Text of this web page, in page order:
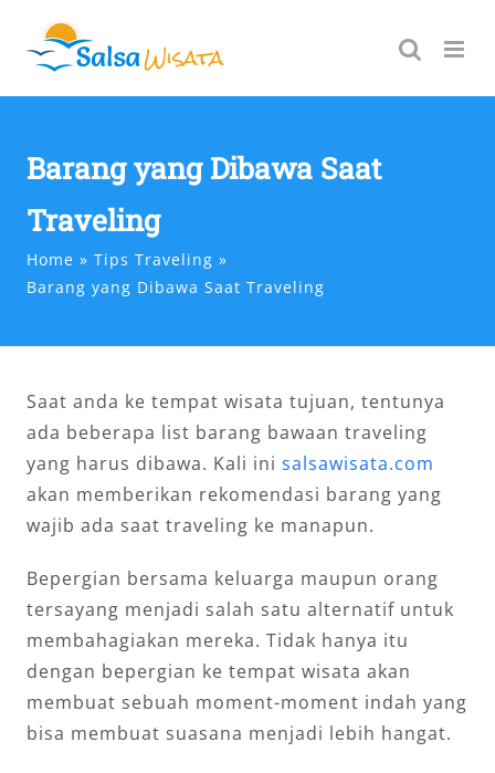
content
Barang yang Dibawa Saat
Traveling
Home
Tips Traveling
Barang yang Dibawa Saat Traveling
Saat anda ke tempat wisata tujuan, tentunya
ada beberapa list barang bawaan traveling
yang harus dibawa. Kali ini salsawisata.com
akan memberikan rekomendasi barang yang
wajib ada saat traveling ke manapun.
Bepergian bersama keluarga maupun orang
tersayang menjadi salah satu alternatif untuk
membahagiakan mereka. Tidak hanya itu
dengan bepergian ke tempat wisata akan
membuat sebuah moment-moment indah yang
bisa membuat suasana menjadi lebih hangat.